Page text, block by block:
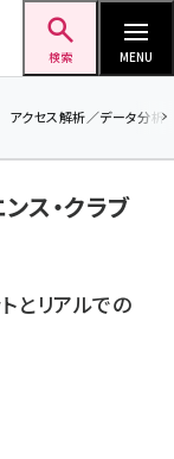
検索 MENU
アクセス解析／データ分析
ス・クラブ
とリアルでの